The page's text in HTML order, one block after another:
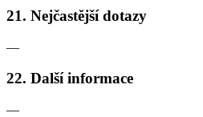
21. Nejčastější dotazy
—
22. Další informace
—